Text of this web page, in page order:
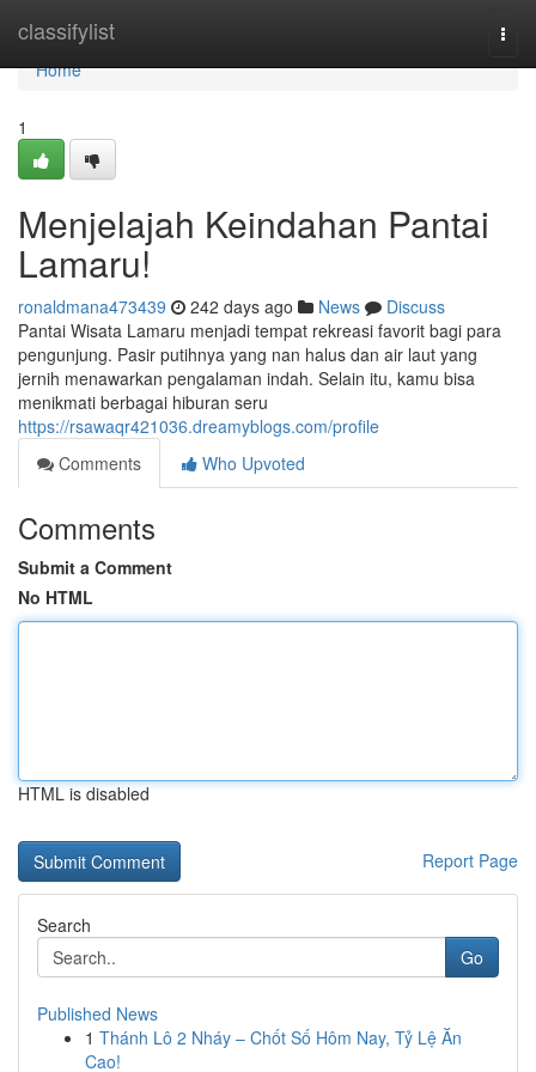
classifylist
Home
Home
1
Menjelajah Keindahan Pantai
Lamaru!
ronaldmana473439 242 days ago News
Discuss
Pantai Wisata Lamaru menjadi tempat rekreasi favorit bagi para
pengunjung. Pasir putihnya yang nan halus dan air laut yang
jernih menawarkan pengalaman indah. Selain itu, kamu bisa
menikmati berbagai hiburan seru
https://rsawaqr421036.dreamyblogs.com/profile
Comments
Who Upvoted
Comments
Submit a Comment
No HTML
HTML is disabled
Report Page
Search
Go
Published News
1 Thánh Lô 2 Nháy – Chốt Số Hôm Nay, Tỷ Lệ Ăn
Cao!